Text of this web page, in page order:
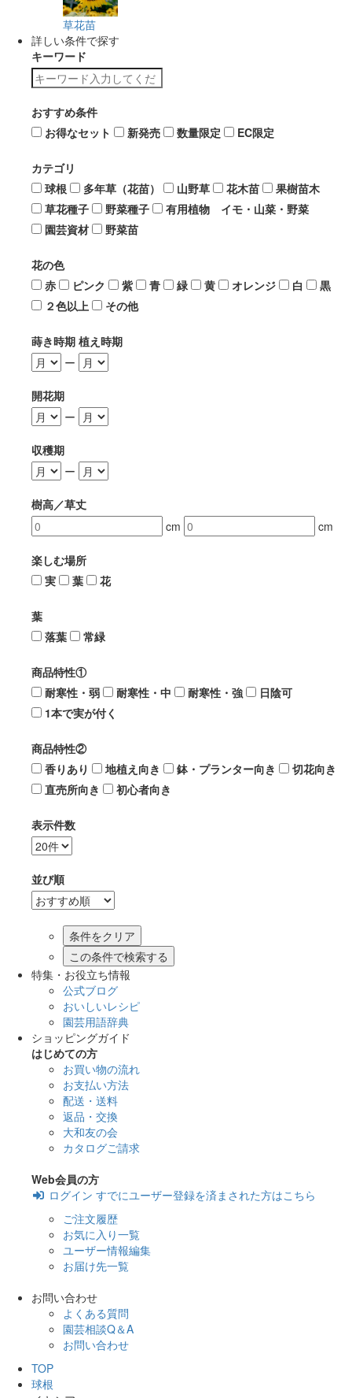
草花苗
詳しい条件で探す
キーワード
おすすめ条件
お得なセット
新発売 数量限定 EC限定
カテゴリ
球根
多年草（花苗） 山野草 花木苗
果樹苗木
草花種子
野菜種子
有用植物 イモ・山菜・野菜
園芸資材
野菜苗
花の色
赤
ピンク 紫 青 緑 黄 オレンジ 白
黒
２色以上
その他
蒔き時期 植え時期
ー
開花期
ー
収穫期
ー
樹高／草丈
cm
cm
楽しむ場所
実
葉 花
葉
落葉
常緑
商品特性①
耐寒性・弱
耐寒性・中 耐寒性・強
日陰可
1本で実が付く
商品特性②
香りあり
地植え向き 鉢・プランター向き
切花向き
直売所向き
初心者向き
表示件数
並び順
この条件で検索する
特集・お役立ち情報
公式ブログ
おいしいレシピ
園芸用語辞典
ショッピングガイド
はじめての方
お買い物の流れ
お支払い方法
配送・送料
返品・交換
大和友の会
カタログご請求
Web会員の方
ログイン すでにユーザー登録を済まされた方はこちら
ご注文履歴
お気に入り一覧
ユーザー情報編集
お届け先一覧
お問い合わせ
よくある質問
園芸相談Q＆A
お問い合わせ
TOP
球根